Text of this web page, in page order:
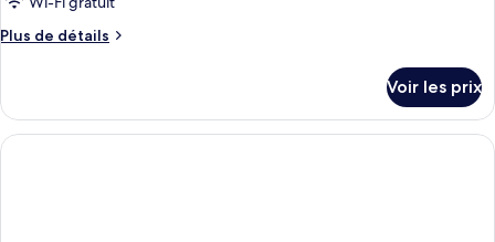
Plus de détails
Plus
le
type
de
Voir les prix